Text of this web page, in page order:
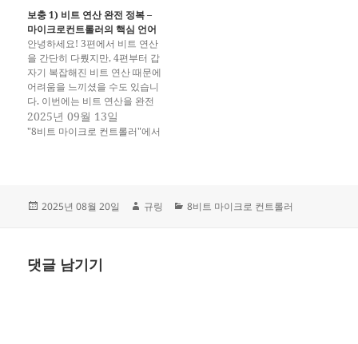
#include #include int
main(void) { DDRB |= (1 <<
PB5); // PB5를 출력으로 설정
while(1) { PORTB |=…
보충 1) 비트 연산 완전 정복 –
마이크로컨트롤러의 핵심 언어
안녕하세요! 3편에서 비트 연산
을 간단히 다뤘지만, 4편부터 갑
자기 복잡해진 비트 연산 때문에
어려움을 느끼셨을 수도 있습니
다. 이번에는 비트 연산을 완전
히 정복해보겠습니다. 마이크로
컨트롤러 프로그래밍에서 비트
잡한 비트 연산 표현식을 단계별
로 분해하기…
2025년 09월 13일
"8비트 마이크로 컨트롤러"에서
작
2025년 08월 20일
글
규링
카
8비트 마이크로 컨트롤러
댓글 남기기